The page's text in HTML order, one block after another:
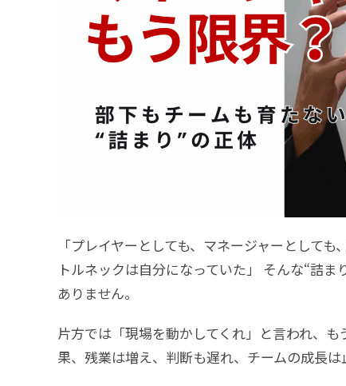
「プレイヤーとしても、マネージャーとして
トルネックは自分になっていた」 そんな“詰
ありません。
片方では「現場を動かしてくれ」と言われ、
果、残業は増え、判断も遅れ、チームの成長は